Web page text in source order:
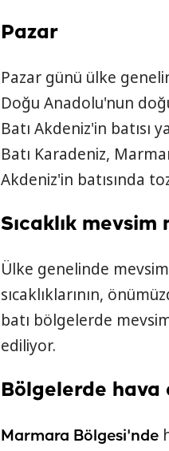
Pazar
Pazar günü ülke
Doğu Anadolu'nun
Batı Akdeniz'in batısı
Batı Karadeniz,
Akdeniz'in batısında
Sıcaklık
Ülke genelinde
sıcaklıklarının,
batı bölgelerde
ediliyor.
Bölgelerde hava
Marmara Bölgesi'nde